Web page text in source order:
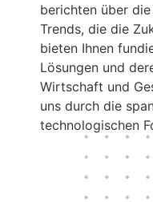
berichten über
Trends, die die
bieten Ihnen
Lösungen und
Wirtschaft und
uns durch die
technologischen